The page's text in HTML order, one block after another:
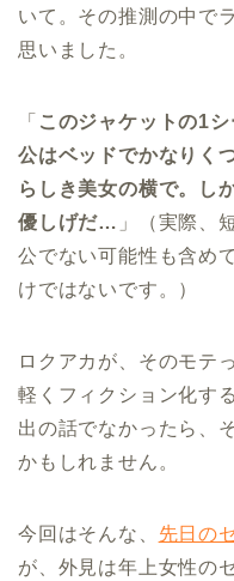
いて。その推測の中で
思いました。
「 このジャケットの1
公はベッドでかなりく
らしき美女の横で。し
優しげだ… 」（実際、
公でない可能性も含め
けではないです。）
ロクアカが、そのモテ
軽くフィクション化す
出の話でなかったら、
かもしれません。
今回はそんな、 先日の
が、外見は年上女性の